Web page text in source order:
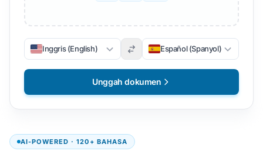
AI-POWERED · 120+ BAHASA
Inggris (English) Español (Spanyol)
Unggah dokumen